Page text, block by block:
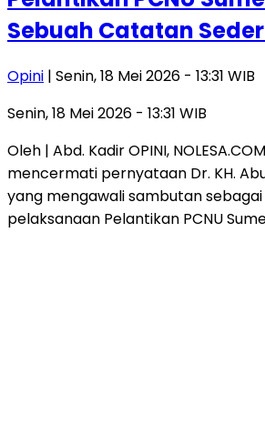
Sebuah Catatan
Opini | Senin, 18 Mei 2026 - 13:31 WIB
Senin, 18 Mei 2026 - 13:31 WIB
Oleh | Abd. Kadir OPINI,
mencermati pernyataan Dr. KH.
yang mengawali sambutan
pelaksanaan Pelantikan PCNU